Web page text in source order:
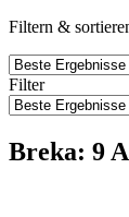
Filtern &
Filter
Breka: 9